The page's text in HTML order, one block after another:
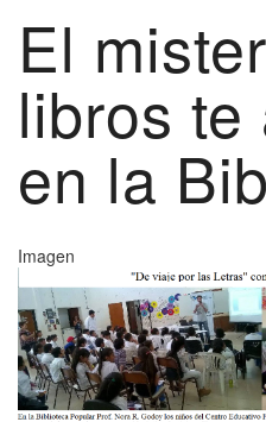
El
libros te
en la
Imagen